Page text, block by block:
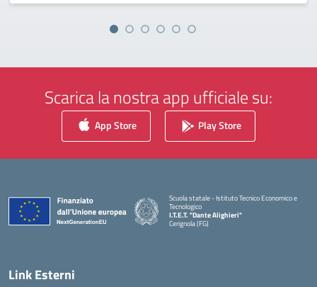
Scarica la nostra app ufficiale su:
App Store Play Store
Scuola statale - Istituto Tecnico Economico e
Tecnologico
I.T.E.T. "Dante Alighieri"
Cerignola (FG)
— Visita la pagina iniziale della scuola
Link Esterni